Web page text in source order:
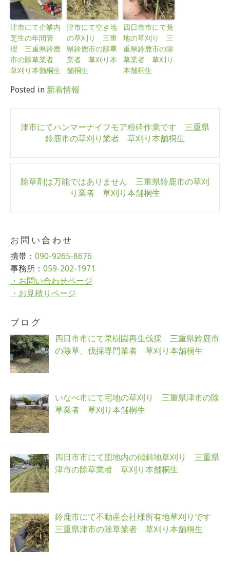
津市にて企業内
芝生の年間管
理 三重県鈴鹿
市の除草業者
草刈り本舗桐生
津市にて空き地
の草刈り 三重
県鈴鹿市の除草
業者 草刈り本
舗桐生
四日市市にて荒
地の草刈り 三
重県鈴鹿市の除
草業者 草刈り
本舗桐生
Posted in 新着情報
navigation
津市にてハンマーナイフモア粉砕作業です 三重県
鈴鹿市の草刈り業者 草刈り本舗桐生
除草剤は万能ではありません 三重県鈴鹿市の草刈
り業者 草刈り本舗桐生
お問い合わせ
携帯： 090-9265-8676
事務所： 059-202-1971
・お問い合わせページ
・お見積りページ
ブログ
四日市市にて果樹園再生伐採 三重県鈴鹿市
の除草、伐採専門業者 草刈り本舗桐生
いなべ市にて宅地の草刈り 三重県津市の除
草業者 草刈り本舗桐生
四日市市にて団地内の傾斜地草刈り 三重県
津市の除草業者 草刈り本舗桐生
鈴鹿市にて不動産会社様所有地草刈りです
三重県津市の除草業者 草刈り本舗桐生